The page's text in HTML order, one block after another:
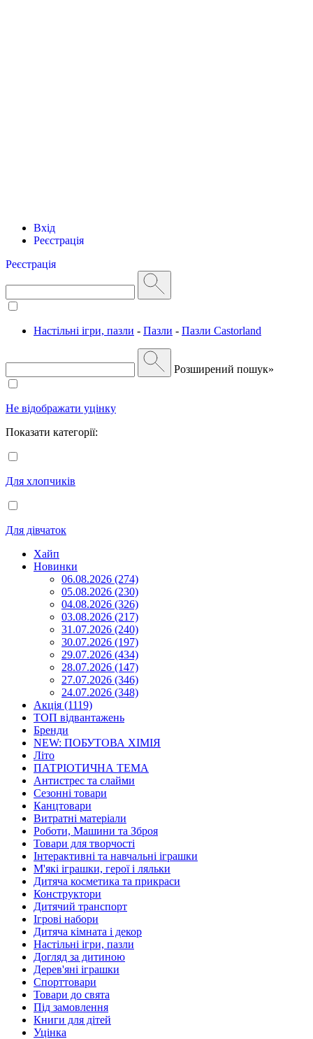
Вхід
Реєстрація
Реєстрація
Настільні ігри, пазли - Пазли - Пазли Castorland
Розширений пошук»
Не відображати уцінку
Показати категорії:
Для хлопчиків
Для дівчаток
Хайп
Новинки
06.08.2026 (274)
05.08.2026 (230)
04.08.2026 (326)
03.08.2026 (217)
31.07.2026 (240)
30.07.2026 (197)
29.07.2026 (434)
28.07.2026 (147)
27.07.2026 (346)
24.07.2026 (348)
Акція (1119)
ТОП відвантажень
Бренди
NEW: ПОБУТОВА ХІМІЯ
Літо
ПАТРІОТИЧНА ТЕМА
Антистрес та слайми
Сезонні товари
Канцтовари
Витратні матеріали
Роботи, Машини та Зброя
Товари для творчості
Інтерактивні та навчальні іграшки
М'які іграшки, герої і ляльки
Дитяча косметика та прикраси
Конструктори
Дитячий транспорт
Ігрові набори
Дитяча кімната і декор
Настільні ігри, пазли
Догляд за дитиною
Дерев'яні іграшки
Спорттовари
Товари до свята
Під замовлення
Книги для дітей
Уцінка